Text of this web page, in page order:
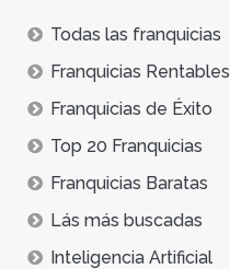
Todas las franquicias
Franquicias Rentables
Franquicias de Éxito
Top 20 Franquicias
Franquicias Baratas
Lás más buscadas
Inteligencia Artificial